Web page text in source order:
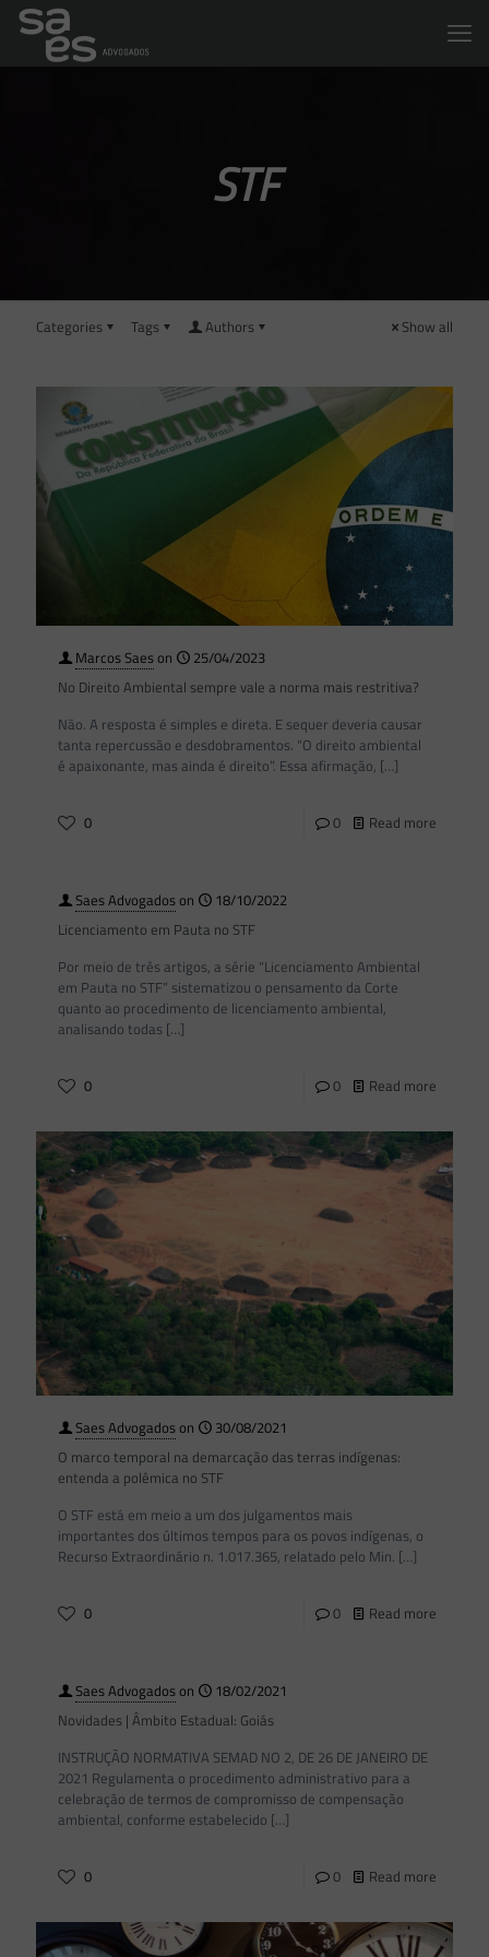
STF
Categories Tags Authors Show all
Marcos Saeson
25/04/2023
No Direito Ambiental sempre vale a norma mais restritiva?
Não. A resposta é simples e direta. E sequer deveria causar
tanta repercussão e desdobramentos. “O direito ambiental
é apaixonante, mas ainda é direito”. Essa afirmação, […]
0 0 Read more
Saes Advogadoson
18/10/2022
Licenciamento em Pauta no STF
Por meio de três artigos, a série “Licenciamento Ambiental
em Pauta no STF” sistematizou o pensamento da Corte
quanto ao procedimento de licenciamento ambiental,
analisando todas […]
0 0 Read more
Saes Advogadoson
30/08/2021
O marco temporal na demarcação das terras indígenas:
entenda a polêmica no STF
O STF está em meio a um dos julgamentos mais
importantes dos últimos tempos para os povos indígenas, o
Recurso Extraordinário n. 1.017.365, relatado pelo Min. […]
0 0 Read more
Saes Advogadoson
18/02/2021
Novidades | Âmbito Estadual: Goiás
INSTRUÇÃO NORMATIVA SEMAD NO 2, DE 26 DE JANEIRO DE
2021 Regulamenta o procedimento administrativo para a
celebração de termos de compromisso de compensação
ambiental, conforme estabelecido […]
0 0 Read more